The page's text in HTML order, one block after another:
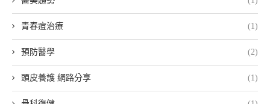
青春痘治療 (1)
預防醫學 (2)
頭皮養護 網路分享 (1)